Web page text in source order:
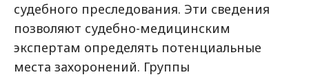
судебного преследования. Эти сведения
позволяют судебно-медицинским
экспертам определять потенциальные
места захоронений. Группы